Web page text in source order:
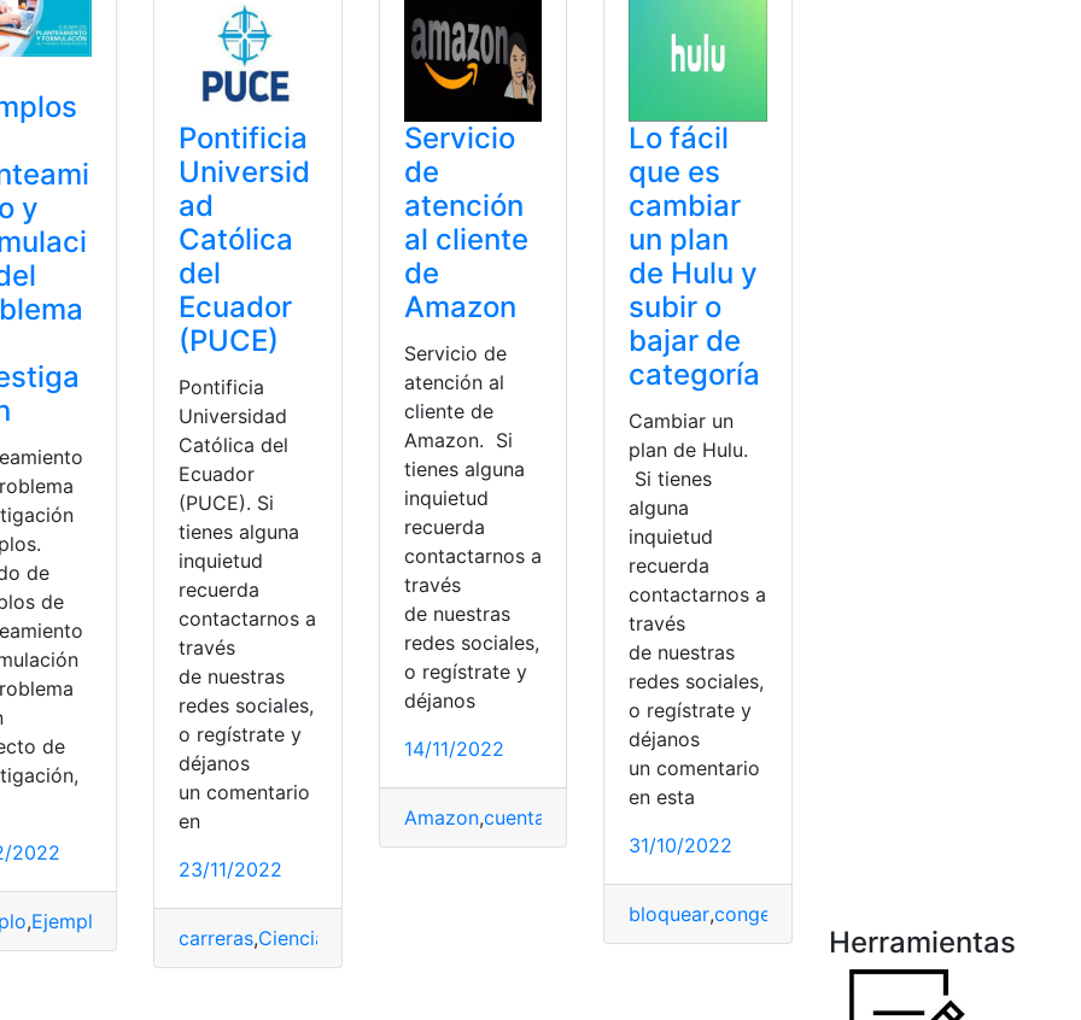
,plazas,Plazas de trabajo,Trabajo
y
de
de
de
2022
,Ejemplos Problema de investigación
Pontificia
Universid
ad
Católica
del
Ecuador
(PUCE)
Pontificia
Universidad
Católica del
Ecuador
(PUCE). Si
tienes alguna
inquietud
recuerda
contactarnos a
través
de nuestras
redes sociales,
o regístrate y
déjanos
un comentario
en
23/11/2022
carreras,Ciencia
Servicio
de
atención
al cliente
de
Amazon
Servicio de
atención al
cliente de
Amazon. Si
tienes alguna
inquietud
recuerda
contactarnos a
través
de nuestras
redes sociales,
o regístrate y
déjanos
14/11/2022
Amazon,cuenta
Lo fácil
que es
cambiar
un plan
de Hulu y
subir o
bajar de
categoría
Cambiar un
plan de Hulu.
Si tienes
alguna
inquietud
recuerda
contactarnos a
través
de nuestras
redes sociales,
o regístrate y
déjanos
un comentario
en esta
31/10/2022
bloquear,congelado
Herramientas